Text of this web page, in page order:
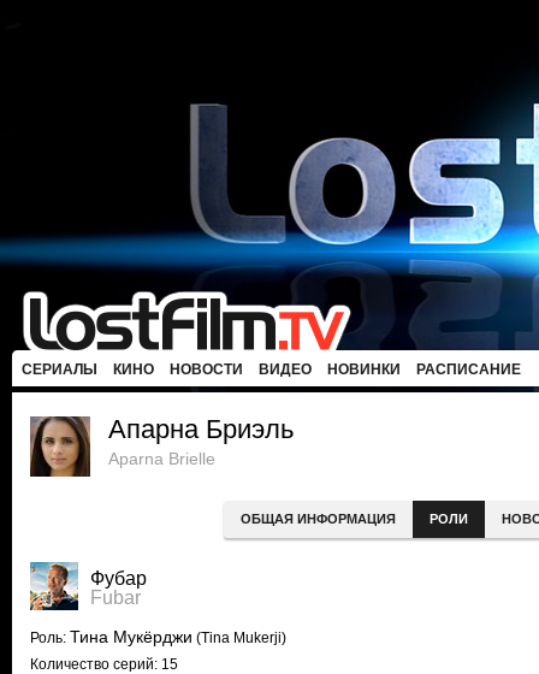
СЕРИАЛЫ КИНО НОВОСТИ ВИДЕО НОВИНКИ РАСПИСАНИЕ
Апарна Бриэль
Aparna Brielle
ОБЩАЯ ИНФОРМАЦИЯ РОЛИ
Фубар
Fubar
Роль: Тина Мукёрджи (Tina Mukerji)
Количество серий: 15